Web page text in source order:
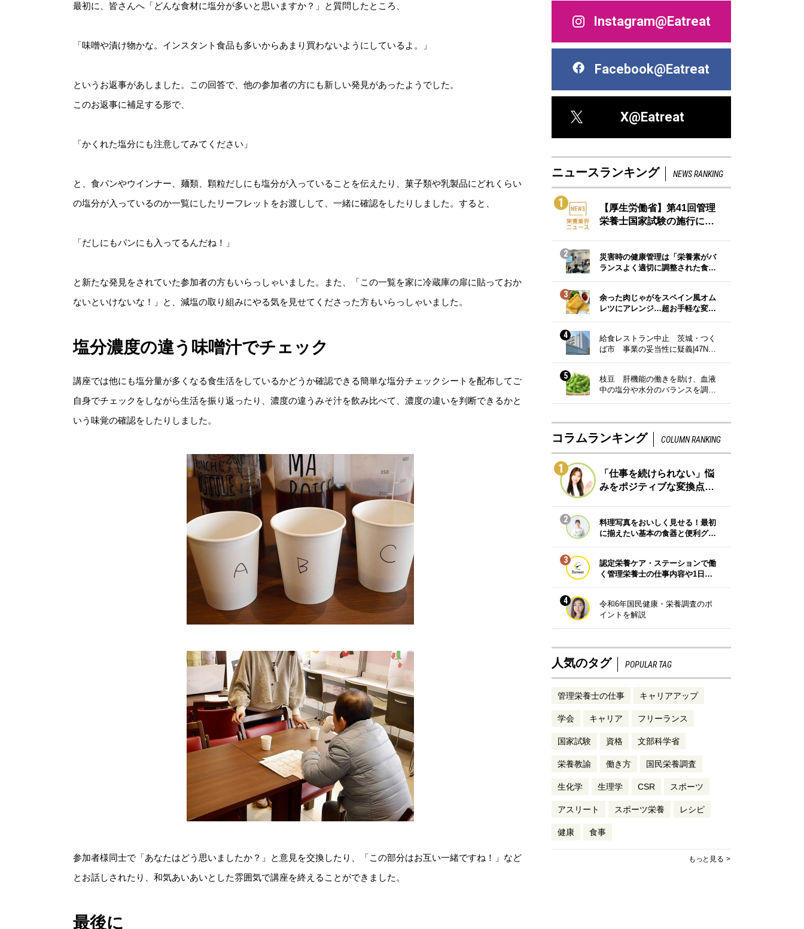
最初に、皆さんへ「どんな食材に塩分が多いと思いますか？」と質問したところ、
「味噌や漬け物かな。インスタント食品も多いからあまり買わないようにしているよ。」
というお返事があしました。この回答で、他の参加者の方にも新しい発見があったようでした。
このお返事に補足する形で、
「かくれた塩分にも注意してみてください」
と、食パンやウインナー、麺類、顆粒だしにも塩分が入っていることを伝えたり、菓子類や乳製品にどれくらい
の塩分が入っているのか一覧にしたリーフレットをお渡しして、一緒に確認をしたりしました。すると、
「だしにもパンにも入ってるんだね！」
と新たな発見をされていた参加者の方もいらっしゃいました。また、「この一覧を家に冷蔵庫の扉に貼っておか
ないといけないな！」と、減塩の取り組みにやる気を見せてくださった方もいらっしゃいました。
塩分濃度の違う味噌汁でチェック
講座では他にも塩分量が多くなる食生活をしているかどうか確認できる簡単な塩分チェックシートを配布してご
自身でチェックをしながら生活を振り返ったり、濃度の違うみそ汁を飲み比べて、濃度の違いを判断できるかと
いう味覚の確認をしたりしました。
参加者様同士で「あなたはどう思いましたか？」と意見を交換したり、「この部分はお互い一緒ですね！」など
とお話しされたり、和気あいあいとした雰囲気で講座を終えることができました。
最後に
Instagram@Eatreat
Facebook@Eatreat
X@Eatreat
ニュースランキング NEWS RANKING
1
【厚生労働省】第41回管理
栄養士国家試験の施行に…
2
災害時の健康管理は「栄養素がバ
ランスよく適切に調整された食…
3
余った肉じゃがをスペイン風オム
レツにアレンジ…超お手軽な変…
4
給食レストラン中止 茨城・つく
ば市 事業の妥当性に疑義|47N…
5
枝豆 肝機能の働きを助け、血液
中の塩分や水分のバランスを調…
コラムランキング COLUMN RANKING
1
「仕事を続けられない」悩
みをポジティブな変換点…
2
料理写真をおいしく見せる！最初
に揃えたい基本の食器と便利グ…
3
認定栄養ケア・ステーションで働
く管理栄養士の仕事内容や1日…
4
令和6年国民健康・栄養調査のポ
イントを解説
人気のタグ POPULAR TAG
管理栄養士の仕事 キャリアアップ
学会 キャリア フリーランス
国家試験 資格 文部科学省
栄養教諭 働き方 国民栄養調査
生化学 生理学 CSR スポーツ
アスリート スポーツ栄養 レシピ
健康 食事
もっと見る